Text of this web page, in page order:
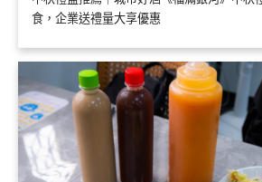
食，企業送禮量大享優惠